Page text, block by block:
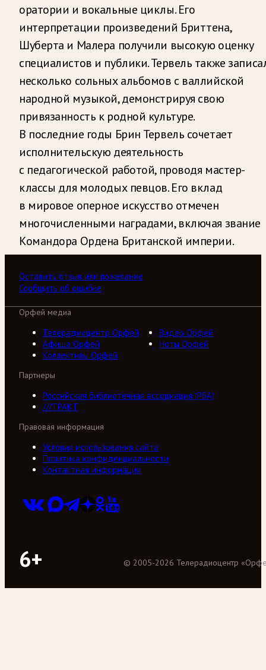
оратории и вокальные циклы. Его
интерпретации произведений Бриттена,
Шуберта и Малера получили высокую оценку
специалистов и публики. Тервель также
несколько сольных альбомов с валлийской
народной музыкой, демонстрируя свою
привязанность к родной культуре.
В последние годы Брин Тервель сочетает
исполнительскую деятельность
с педагогической работой, проводя мастер-
классы для молодых певцов. Его вклад
в мировое оперное искусство отмечен
многочисленными наградами, включая звание
Командора Ордена Британской империи.
Оставить отзыв или пожелание
Сообщить об ошибке
Орфей медиа
Телерадиоцентр Орфей
Видео Орфей
Афиша Орфей
Ноты Орфей
Коллективы Орфей
Партнеры
Российская библиотечная ассоциация (РБА)
///ТРАКТ
Правовая информация
Условия использования сайта
Политика конфиденциальности
Контактная информация
6+ © 2005-2026 Телерадиоцентр